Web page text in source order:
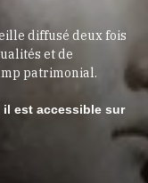
diffusé deux fois
et de
patrimonial.
est accessible sur